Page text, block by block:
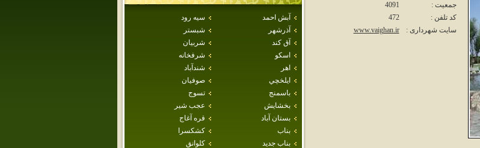
آبش احمد
سيه رود
آذرشهر
شبستر
آق كند
شربيان
اسكو
شرفخانه
اهر
شندآباد
ايلخچي
صوفيان
باسمنج
تسوج
بخشايش
عجب شير
بستان آباد
قره آغاج
بناب
كشكسرا
بناب جديد
كلوانق
جمعیت :
4091
کد تلفن :
472
سایت شهرداری :
www.vaighan.ir